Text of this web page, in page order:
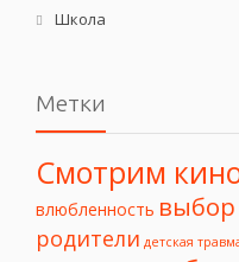
Школа
Метки
Смотрим
влюбленность выбор
родители детская